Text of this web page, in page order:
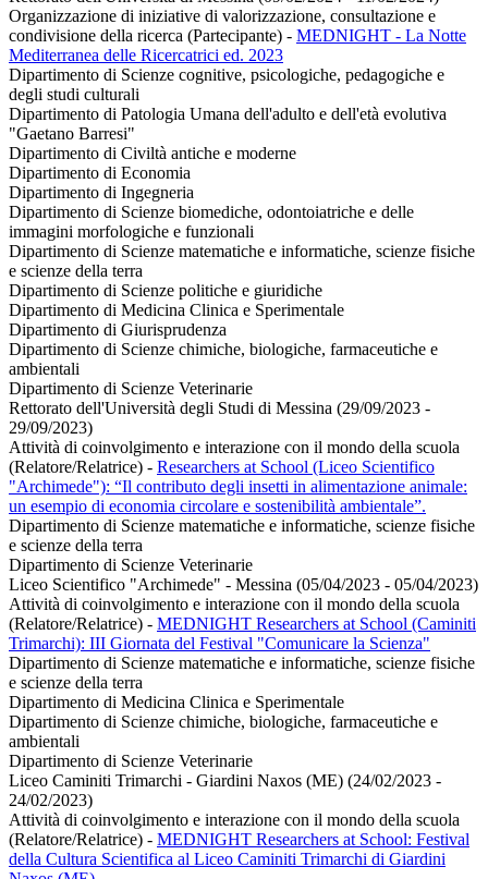
Organizzazione di iniziative di valorizzazione, consultazione e
condivisione della ricerca (Partecipante) - MEDNIGHT - La Notte
Mediterranea delle Ricercatrici ed. 2023
Dipartimento di Scienze cognitive, psicologiche, pedagogiche e
degli studi culturali
Dipartimento di Patologia Umana dell'adulto e dell'età evolutiva
"Gaetano Barresi"
Dipartimento di Civiltà antiche e moderne
Dipartimento di Economia
Dipartimento di Ingegneria
Dipartimento di Scienze biomediche, odontoiatriche e delle
immagini morfologiche e funzionali
Dipartimento di Scienze matematiche e informatiche, scienze fisiche
e scienze della terra
Dipartimento di Scienze politiche e giuridiche
Dipartimento di Medicina Clinica e Sperimentale
Dipartimento di Giurisprudenza
Dipartimento di Scienze chimiche, biologiche, farmaceutiche e
ambientali
Dipartimento di Scienze Veterinarie
Rettorato dell'Università degli Studi di Messina (29/09/2023 -
29/09/2023)
Attività di coinvolgimento e interazione con il mondo della scuola
(Relatore/Relatrice) - Researchers at School (Liceo Scientifico
"Archimede"): “Il contributo degli insetti in alimentazione animale:
un esempio di economia circolare e sostenibilità ambientale”.
Dipartimento di Scienze matematiche e informatiche, scienze fisiche
e scienze della terra
Dipartimento di Scienze Veterinarie
Liceo Scientifico "Archimede" - Messina (05/04/2023 - 05/04/2023)
Attività di coinvolgimento e interazione con il mondo della scuola
(Relatore/Relatrice) - MEDNIGHT Researchers at School (Caminiti
Trimarchi): III Giornata del Festival "Comunicare la Scienza"
Dipartimento di Scienze matematiche e informatiche, scienze fisiche
e scienze della terra
Dipartimento di Medicina Clinica e Sperimentale
Dipartimento di Scienze chimiche, biologiche, farmaceutiche e
ambientali
Dipartimento di Scienze Veterinarie
Liceo Caminiti Trimarchi - Giardini Naxos (ME) (24/02/2023 -
24/02/2023)
Attività di coinvolgimento e interazione con il mondo della scuola
(Relatore/Relatrice) - MEDNIGHT Researchers at School: Festival
della Cultura Scientifica al Liceo Caminiti Trimarchi di Giardini